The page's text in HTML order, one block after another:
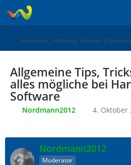
Hardware, Software, Internet allgemein
Allgemeine Tips,
alles mögliche bei
Software
Nordmann2012 4. Oktober
Nordmann2012
Moderator